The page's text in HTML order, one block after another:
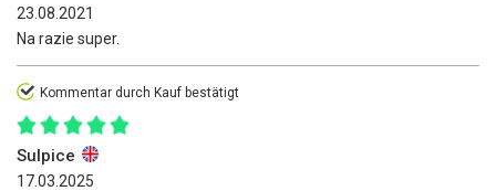
23.08.2021
Na razie super.
Kommentar durch Kauf bestätigt
Sulpice
17.03.2025